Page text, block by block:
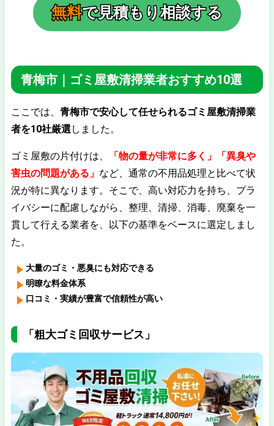
無料で見積もり相談する
青梅市｜ゴミ屋敷清掃業者おすすめ10選
ここでは、 青梅市で安心して任せられるゴミ屋敷清掃業
者を10社厳選 しました。
ゴミ屋敷の片付けは、
「物の量が非常に多く」「異臭や
害虫の問題がある」 など、通常の不用品処理と比べて状
況が特に異なります。そこで、高い対応力を持ち、プラ
イバシーに配慮しながら、整理、清掃、消毒、廃棄を一
貫して行える業者を、以下の基準をベースに選定しまし
た。
大量のゴミ・悪臭にも対応できる
明瞭な料金体系
口コミ・実績が豊富で信頼性が高い
「粗大ゴミ回収サービス」